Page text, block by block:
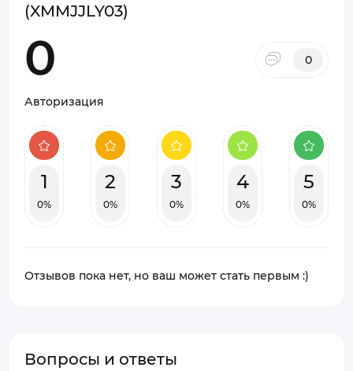
(XMMJJLY03)
0 0
Авторизация
1
0%
2
0%
3
0%
4
0%
5
0%
Отзывов пока нет, но ваш может стать первым :)
Вопросы и ответы